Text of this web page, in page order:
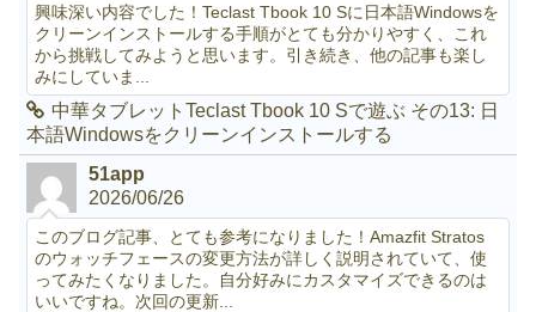
興味深い内容でした！Teclast Tbook 10 Sに日本語Windowsを
クリーンインストールする手順がとても分かりやすく、これ
から挑戦してみようと思います。引き続き、他の記事も楽し
みにしていま...
中華タブレットTeclast Tbook 10 Sで遊ぶ その13: 日
本語Windowsをクリーンインストールする
51app
2026/06/26
このブログ記事、とても参考になりました！Amazfit Stratos
のウォッチフェースの変更方法が詳しく説明されていて、使
ってみたくなりました。自分好みにカスタマイズできるのは
いいですね。次回の更新...